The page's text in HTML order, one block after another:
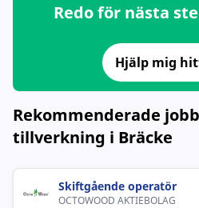
Redo för nästa
Hjälp mig
Rekommenderade
tillverkning i Bräcke
Skiftgående operatör
OCTOWOOD AKTIEBOLAG